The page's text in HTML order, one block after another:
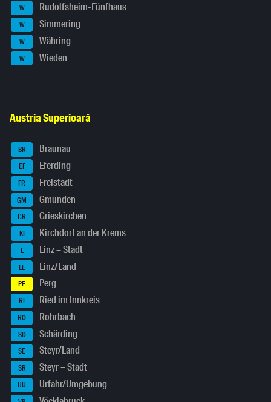
W Rudolfsheim-Fünfhaus
W Simmering
W Währing
W Wieden
Austria Superioară
BR Braunau
EF Eferding
FR Freistadt
GM Gmunden
GR Grieskirchen
KI Kirchdorf an der Krems
L Linz – Stadt
LL Linz/Land
PE Perg
RI Ried im Innkreis
RO Rohrbach
SD Schärding
SE Steyr/Land
SR Steyr – Stadt
UU Urfahr/Umgebung